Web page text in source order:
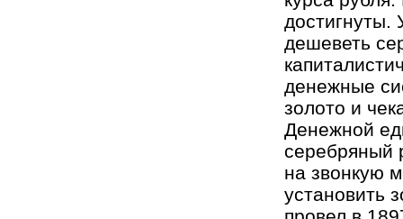
достигнуты.
дешеветь
денежные
золото и
Денежной
серебряный
на звонкую
установить